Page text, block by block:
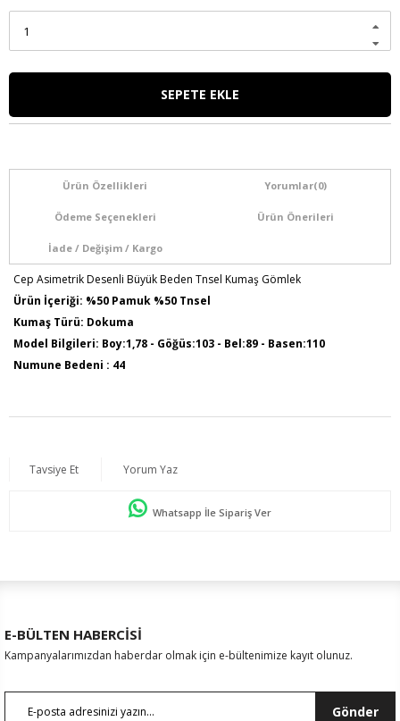
Ürün Özellikleri Yorumlar(0)
Ödeme Seçenekleri Ürün Önerileri
İade / Değişim / Kargo
Cep Asimetrik Desenli Büyük Beden Tnsel Kumaş Gömlek
Ürün İçeriği: %50 Pamuk %50 Tnsel
Kumaş Türü: Dokuma
Model Bilgileri: Boy:1,78 - Göğüs:103 - Bel:89 - Basen:110
Numune Bedeni : 44
Tavsiye Et Yorum Yaz
Whatsapp İle Sipariş Ver
E-BÜLTEN HABERCİSİ
Kampanyalarımızdan haberdar olmak için e-bültenimize kayıt olunuz.
Gönder